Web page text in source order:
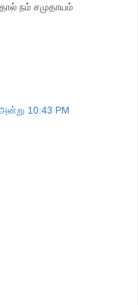
நம் சமுதாயம்
10:43 PM